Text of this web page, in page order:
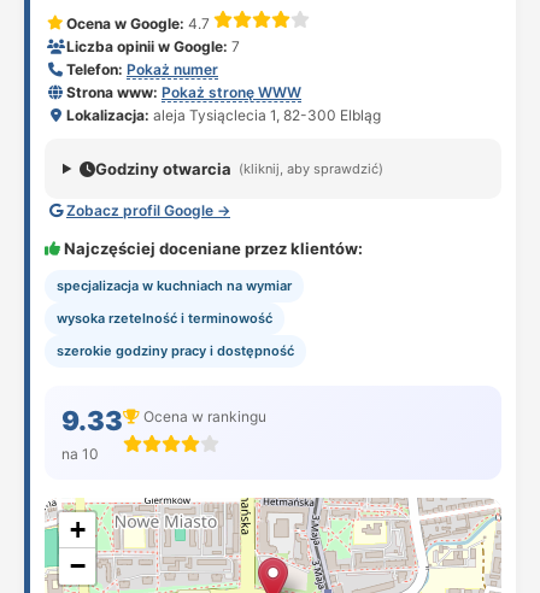
Ocena w Google: 4.7
Liczba opinii w Google: 7
Telefon: Pokaż numer
Strona www: Pokaż stronę WWW
Lokalizacja: aleja Tysiąclecia 1, 82-300 Elbląg
Godziny otwarcia (kliknij, aby sprawdzić)
Zobacz profil Google →
Najczęściej doceniane przez klientów:
specjalizacja w kuchniach na wymiar
wysoka rzetelność i terminowość
szerokie godziny pracy i dostępność
9.33
na 10
Ocena w rankingu
+
−